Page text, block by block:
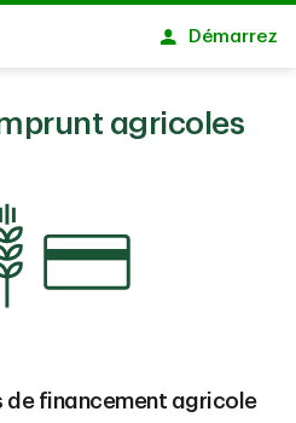
Démarrez
agricoles
de financement agricole